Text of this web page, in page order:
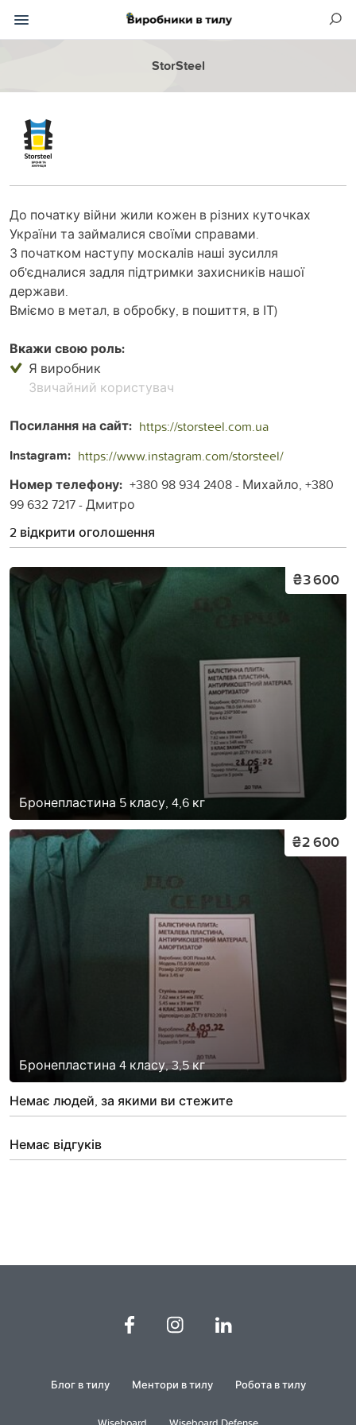
StorSteel
До початку війни жили кожен в різних куточках
України та займалися своїми справами.
З початком наступу москалів наші зусилля
об'єдналися задля підтримки захисників нашої
держави.
Вміємо в метал, в обробку, в пошиття, в ІТ)
Вкажи свою роль:
Я виробник
Звичайний користувач
Посилання на сайт: https://storsteel.com.ua
Instagram: https://www.instagram.com/storsteel/
Номер телефону: +380 98 934 2408 - Михайло, +380
99 632 7217 - Дмитро
2 відкрити оголошення
Бронепластина 5 класу, 4,6 кг
₴3 600
Бронепластина 4 класу, 3,5 кг
₴2 600
Немає людей, за якими ви стежите
Немає відгуків
Блог в тилу Ментори в тилу Робота в тилу